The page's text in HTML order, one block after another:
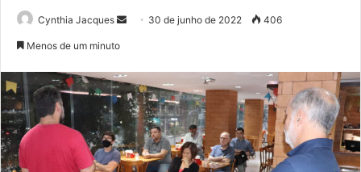
Cynthia Jacques
Mande
mail
30 de junho de 2022 406
Menos de um minuto